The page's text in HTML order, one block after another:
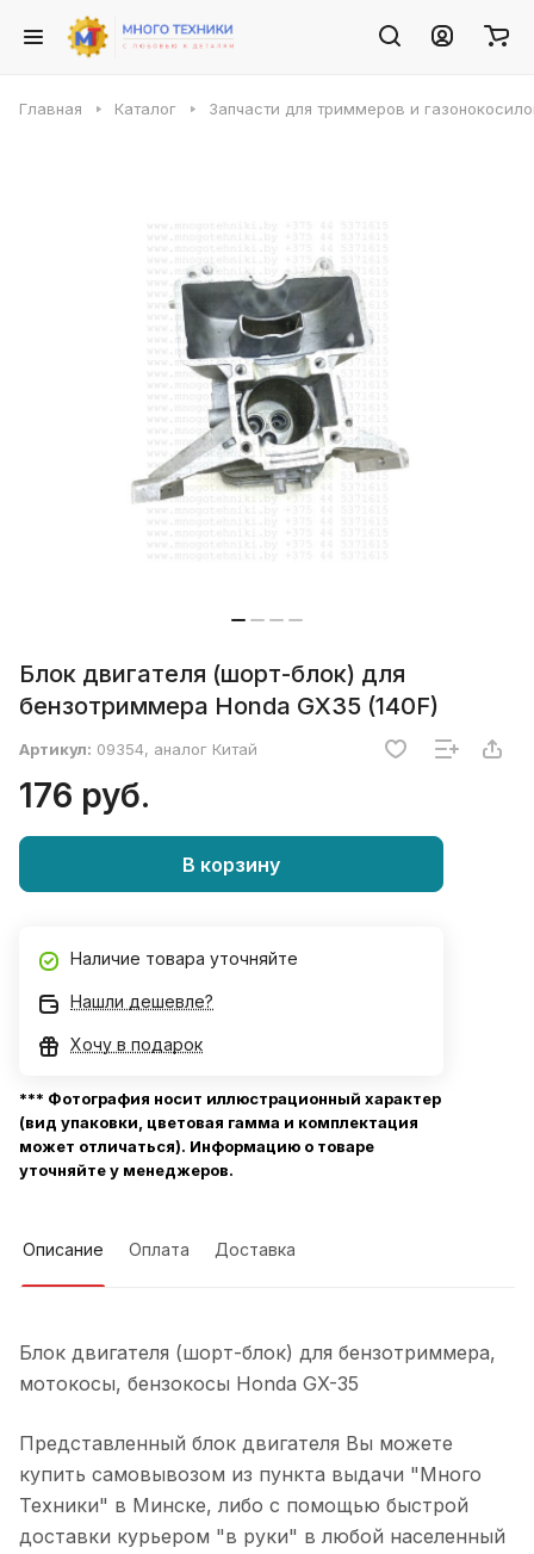
Главная Каталог Запчасти для триммеров и
Блок двигателя (шорт-блок) для
бензотриммера Honda GX35 (140F)
Артикул: 09354, аналог Китай
176 руб.
В корзину
Наличие товара уточняйте
Нашли дешевле?
Хочу в подарок
*** Фотография носит иллюстрационный характер
(вид упаковки, цветовая гамма и комплектация
может отличаться). Информацию о товаре
уточняйте у менеджеров.
Описание Оплата Доставка
Блок двигателя (шорт-блок) для бензотриммера,
мотокосы, бензокосы Honda GX-35
Представленный блок двигателя Вы можете
купить самовывозом из пункта выдачи "Много
Техники" в Минске, либо с помощью быстрой
доставки курьером "в руки" в любой населенный